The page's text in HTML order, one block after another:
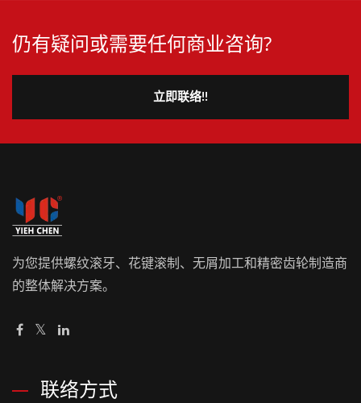
仍有疑问或需要任何商业咨询?
立即联络!!
为您提供螺纹滚牙、花键滚制、无屑加工和精密齿轮制造商
的整体解决方案。
联络方式